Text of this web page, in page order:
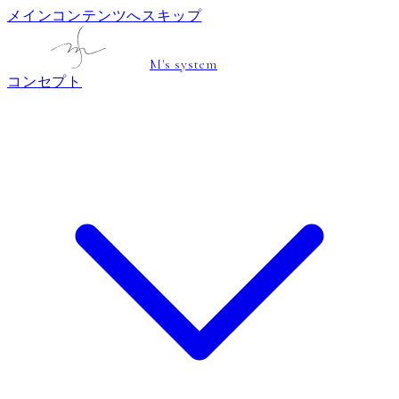
メインコンテンツへスキップ
M's system
コンセプト